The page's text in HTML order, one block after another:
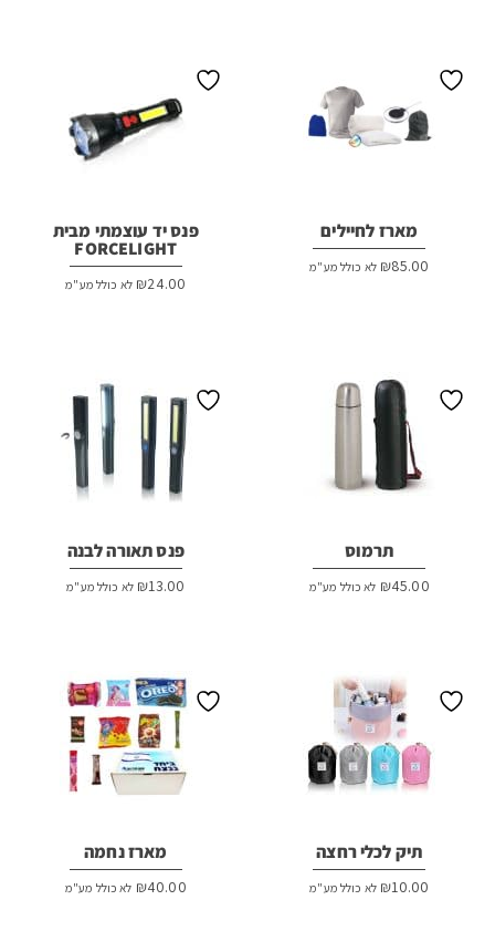
מארז לחיילים
₪85.00 לא כולל מע"מ
פנס יד עוצמתי מבית
FORCELIGHT
₪24.00 לא כולל מע"מ
תרמוס
₪45.00 לא כולל מע"מ
פנס תאורה לבנה
₪13.00 לא כולל מע"מ
תיק לכלי רחצה
₪10.00 לא כולל מע"מ
מארז נחמה
₪40.00 לא כולל מע"מ